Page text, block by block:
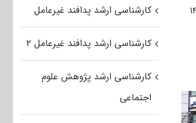
شنبه ۲۸ خردادماه ۱۴۰۱
کارشناسی ارشد پدافند غیرعامل
کارشناسی ارشد پدافند غیرعامل ۲
کارشناسی ارشد پژوهش علوم
اجتماعی